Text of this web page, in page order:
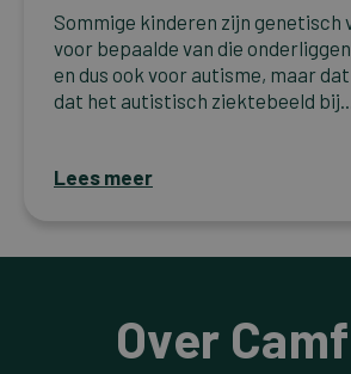
Sommige kinderen zijn
voor bepaalde van die
en dus ook voor autisme, maar
dat het autistisch ziektebeeld
Lees meer
Over